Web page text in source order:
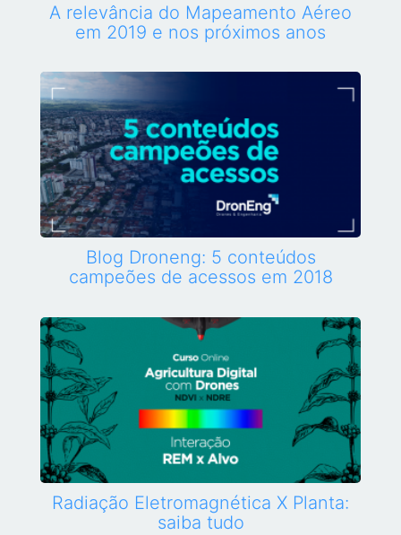
A relevância do Mapeamento Aéreo
em 2019 e nos próximos anos
Blog Droneng: 5 conteúdos
campeões de acessos em 2018
Radiação Eletromagnética X Planta:
saiba tudo